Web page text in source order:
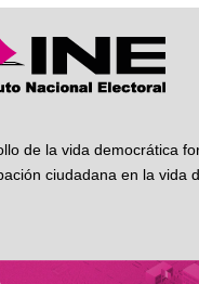
de la vida democrática
ciudadana en la vida